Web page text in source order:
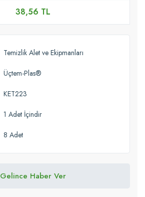
38,56 TL
Temizlik Alet ve Ekipmanları
Üçtem-Plas®
KET223
1 Adet İçindir
8 Adet
Gelince Haber Ver